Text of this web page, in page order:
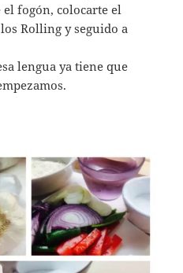
fogón, colocarte el
Rolling y seguido a
lengua ya tiene que